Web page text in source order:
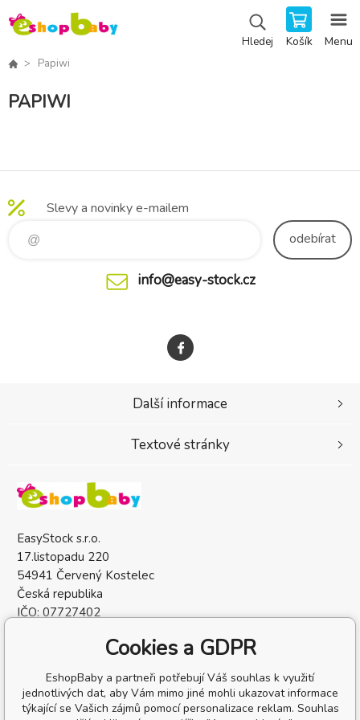
Hledej Košík Menu
Papiwi
PAPIWI
Slevy a novinky e-mailem
odebírat
info@easy-stock.cz
EasyStock s.r.o.
17.listopadu 220
54941 Červený Kostelec
Česká republika
IČO: 07727402
Další informace
Textové stránky
Cookies a GDPR
EshopBaby a partneři potřebují Váš souhlas k využití
jednotlivých dat, aby Vám mimo jiné mohli ukazovat informace
týkající se Vašich zájmů pomocí personalizace reklam. Souhlas